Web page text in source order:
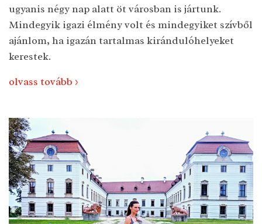
ugyanis négy nap alatt öt városban is jártunk.
Mindegyik igazi élmény volt és mindegyiket szívből
ajánlom, ha igazán tartalmas kirándulóhelyeket
kerestek.
olvass tovább >